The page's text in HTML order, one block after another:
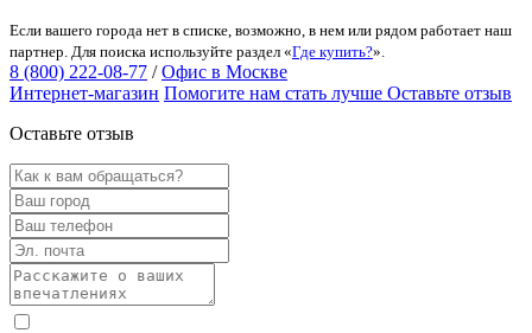
Если вашего города нет в списке, возможно, в нем или рядом работает наш
партнер. Для поиска используйте раздел «Где купить?».
8 (800) 222-08-77 / Офис в Москве
Интернет-магазин Помогите нам стать лучше Оставьте отзыв
Оставьте отзыв